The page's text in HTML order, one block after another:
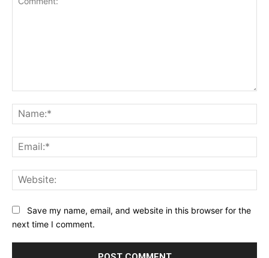
Save my name, email, and website in this browser for the
next time I comment.